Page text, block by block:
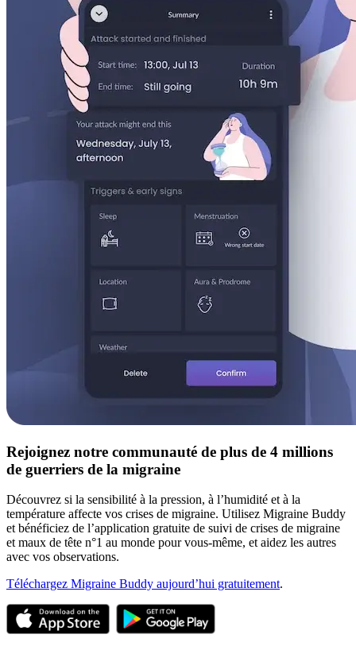
Rejoignez notre communauté de plus de 4 millions
de guerriers de la migraine
Découvrez si la sensibilité à la pression, à l’humidité et à la
température affecte vos crises de migraine. Utilisez Migraine Buddy
et bénéficiez de l’application gratuite de suivi de crises de migraine
et maux de tête n°1 au monde pour vous-même, et aidez les autres
avec vos observations.
Téléchargez Migraine Buddy aujourd’hui gratuitement.